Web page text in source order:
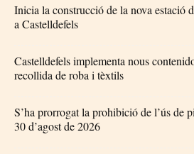
Inicia la construcció de la nova estació
a Castelldefels
Castelldefels implementa nous
recollida de roba i tèxtils
S’ha prorrogat la prohibició de l’ús de
30 d’agost de 2026